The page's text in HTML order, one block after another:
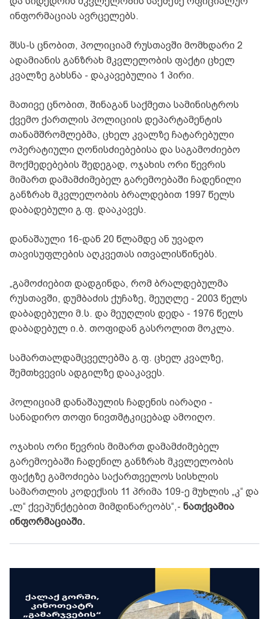
ინფორმაციას ავრცელებს.
შსს-ს ცნობით, პოლიციამ რუსთავში მომხდარი 2
ადამიანის განზრახ მკვლელობის ფაქტი ცხელ
კვალზე გახსნა - დაკავებულია 1 პირი.
მათივე ცნობით, შინაგან საქმეთა სამინისტროს
ქვემო ქართლის პოლიციის დეპარტამენტის
თანამშრომლებმა, ცხელ კვალზე ჩატარებული
ოპერატიული ღონისძიებებისა და საგამოძიებო
მოქმედებების შედეგად, ოჯახის ორი წევრის
მიმართ დამამძიმებელ გარემოებაში ჩადენილი
განზრახ მკვლელობის ბრალდებით 1997 წელს
დაბადებული გ.ფ. დააკავეს.
დანაშაული 16-დან 20 წლამდე ან უვადო
თავისუფლების აღკვეთას ითვალისწინებს.
„გამოძიებით დადგინდა, რომ ბრალდებულმა
რუსთავში, დუმბაძის ქუჩაზე, მეუღლე - 2003 წელს
დაბადებული მ.ს. და მეუღლის დედა - 1976 წელს
დაბადებულ ი.ბ. თოფიდან გასროლით მოკლა.
სამართალდამცველებმა გ.ფ. ცხელ კვალზე,
შემთხვევის ადგილზე დააკავეს.
პოლიციამ დანაშაულის ჩადენის იარაღი -
სანადირო თოფი ნივთმტკიცებად ამოიღო.
ოჯახის ორი წევრის მიმართ დამამძიმებელ
გარემოებაში ჩადენილ განზრახ მკვლელობის
ფაქტზე გამოძიება საქართველოს სისხლის
სამართლის კოდექსის 11 პრიმა 109-ე მუხლის „კ“ და
„ლ“ ქვეპუნქტებით მიმდინარეობს“,- ნათქვამია
ინფორმაციაში.